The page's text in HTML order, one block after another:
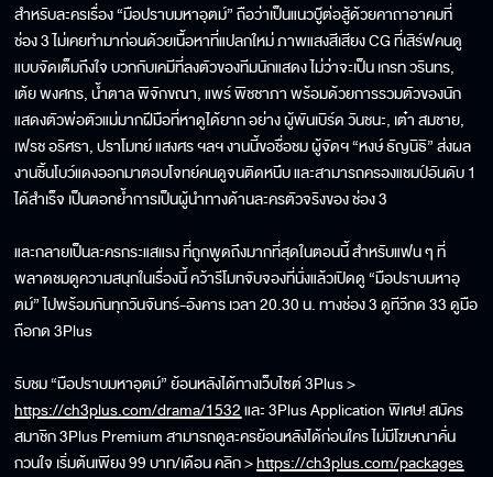
สำหรับละครเรื่อง “มือปราบมหาอุตม์” ถือว่าเป็นแนวบู๊ต่อสู้ด้วยคาถาอาคมที่
ช่อง 3 ไม่เคยทำมาก่อนด้วยเนื้อหาที่แปลกใหม่ ภาพแสงสีเสียง CG ที่เสิร์ฟคนดู
แบบจัดเต็มถึงใจ บวกกับเคมีที่ลงตัวของทีมนักแสดง ไม่ว่าจะเป็น เกรท วรินทร,
เต้ย พงศกร, น้ำตาล พิจักขณา, แพร์ พิชชาภา พร้อมด้วยการรวมตัวของนัก
แสดงตัวพ่อตัวแม่มากฝีมือที่หาดูได้ยาก อย่าง ผู้พันเบิร์ด วันชนะ, เต๋า สมชาย,
เฟรช อริศรา, ปราโมทย์ แสงศร ฯลฯ งานนี้ขอชื่อชม ผู้จัดฯ “หงษ์ ธัญนิธิ” ส่งผล
งานชิ้นโบว์แดงออกมาตอบโจทย์คนดูจนติดหนึบ และสามารถครองแชมป์อันดับ 1
ได้สำเร็จ เป็นตอกย้ำการเป็นผู้นำทางด้านละครตัวจริงของ ช่อง 3
และกลายเป็นละครกระแสแรง ที่ถูกพูดถึงมากที่สุดในตอนนี้ สำหรับแฟน ๆ ที่
พลาดชมดูความสนุกในเรื่องนี้ คว้ารีโมทจับจองที่นั่งแล้วเปิดดู “มือปราบมหาอุ
ตม์” ไปพร้อมกันทุกวันจันทร์-อังคาร เวลา 20.30 น. ทางช่อง 3 ดูทีวีกด 33 ดูมือ
ถือกด 3Plus
รับชม “มือปราบมหาอุตม์” ย้อนหลังได้ทางเว็บไซต์ 3Plus >
https://ch3plus.com/drama/1532และ 3Plus Application พิเศษ! สมัคร
สมาชิก 3Plus Premium สามารถดูละครย้อนหลังได้ก่อนใคร ไม่มีโฆษณาคั่น
กวนใจ เริ่มต้นเพียง 99 บาท/เดือน คลิก >https://ch3plus.com/packages